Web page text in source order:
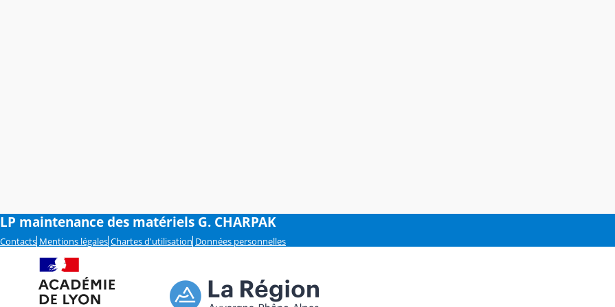
LP maintenance des matériels G. CHARPAK
Contacts Mentions légales Chartes d'utilisation Données personnelles